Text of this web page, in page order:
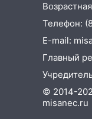
05:30
самый
что
23:27
Телефон:
E-mail:
Главный
© 2014-
misanec.ru